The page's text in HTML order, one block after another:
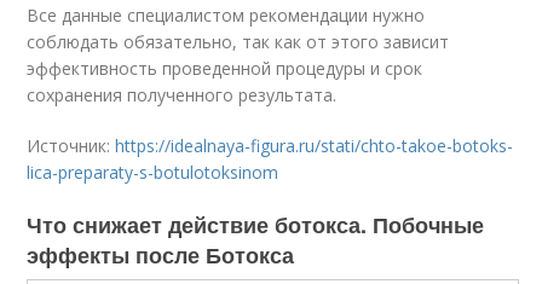
Все данные специалистом рекомендации нужно
соблюдать обязательно, так как от этого зависит
эффективность проведенной процедуры и срок
сохранения полученного результата.
Источник:https://idealnaya-figura.ru/stati/chto-takoe-botoks-
lica-preparaty-s-botulotoksinom
Что снижает действие ботокса. Побочные
эффекты после Ботокса